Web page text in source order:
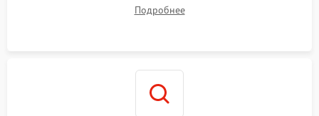
Подробнее